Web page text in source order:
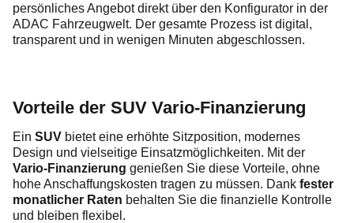
persönliches Angebot direkt über den Konfigurator in der
ADAC Fahrzeugwelt. Der gesamte Prozess ist digital,
transparent und in wenigen Minuten abgeschlossen.
Vorteile der SUV Vario-Finanzierung
Ein SUV bietet eine erhöhte Sitzposition, modernes
Design und vielseitige Einsatzmöglichkeiten. Mit der
Vario-Finanzierung genießen Sie diese Vorteile, ohne
hohe Anschaffungskosten tragen zu müssen. Dank fester
monatlicher Raten behalten Sie die finanzielle Kontrolle
und bleiben flexibel.